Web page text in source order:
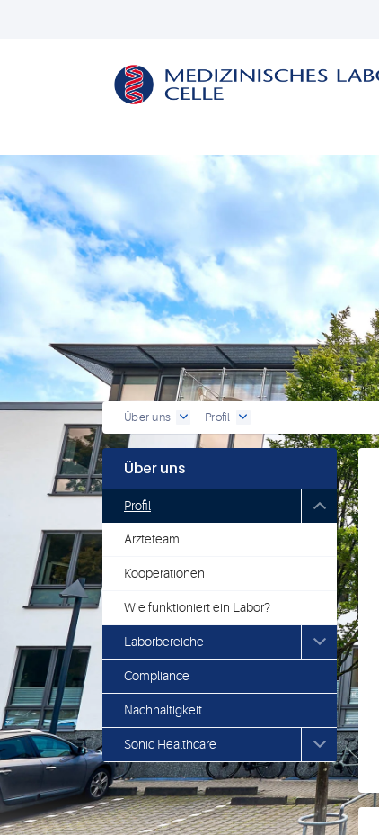
Über uns Profil
Über uns
Profil
Ärzteteam
Kooperationen
Wie funktioniert ein Labor?
Laborbereiche
Compliance
Nachhaltigkeit
Sonic Healthcare